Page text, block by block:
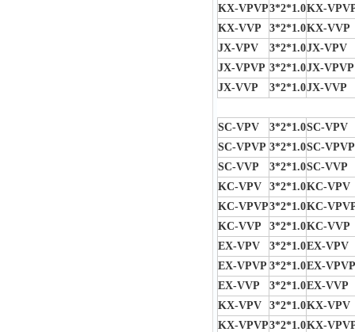
KX-VPVP3*2*1.0KX-
KX-VVP
3*2*1.0KX-VVP
JX-VPV
3*2*1.0JX-VPV
JX-VPVP 3*2*1.0JX-VPVP
JX-VVP
3*2*1.0JX-VVP
SC-VPV 3*2*1.0SC-VPV
SC-VPVP 3*2*1.0SC-VPVP
SC-VVP
3*2*1.0SC-VVP
KC-VPV
3*2*1.0KC-VPV
KC-VPVP3*2*1.0KC-
KC-VVP
3*2*1.0KC-VVP
EX-VPV
3*2*1.0EX-VPV
EX-VPVP 3*2*1.0EX-VPVP
EX-VVP
3*2*1.0EX-VVP
KX-VPV
3*2*1.0KX-VPV
KX-VPVP3*2*1.0KX-